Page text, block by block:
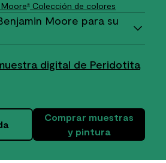
Moore® Colección de colores
Moore para su
digital de Peridotita
Comprar muestras
y pintura